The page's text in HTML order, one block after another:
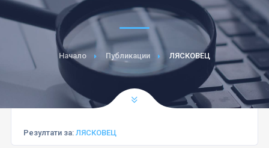
Начало Публикации ЛЯСКОВЕЦ
Резултати за: ЛЯСКОВЕЦ